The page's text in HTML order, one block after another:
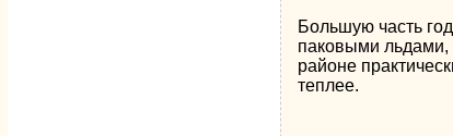
Большую часть
паковыми льдами,
районе
теплее.